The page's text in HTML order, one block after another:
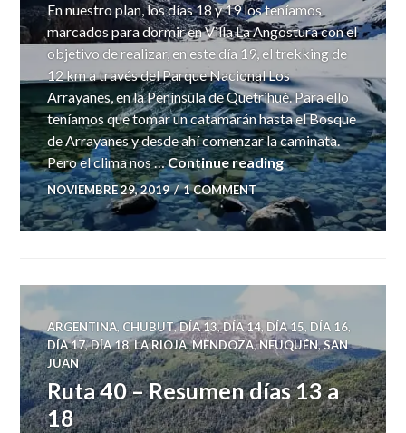
En nuestro plan, los días 18 y 19 los teníamos
marcados para dormir en Villa La Angostura con el
objetivo de realizar, en este día 19, el trekking de
12 km a través del Parque Nacional Los
Arrayanes, en la Península de Quetrihué. Para ello
teníamos que tomar un catamarán hasta el Bosque
de Arrayanes y desde ahí comenzar la caminata.
Pero el clima nos …Continue readingRuta 40 –
NOVIEMBRE 29, 2019 1 COMMENT
ARGENTINA,CHUBUT,DÍA 13,DÍA 14, DÍA 15, DÍA 16,
DÍA 17,DÍA 18,LA RIOJA,MENDOZA,NEUQUÉN,SAN
JUAN
Ruta 40 – Resumen días 13 a
18